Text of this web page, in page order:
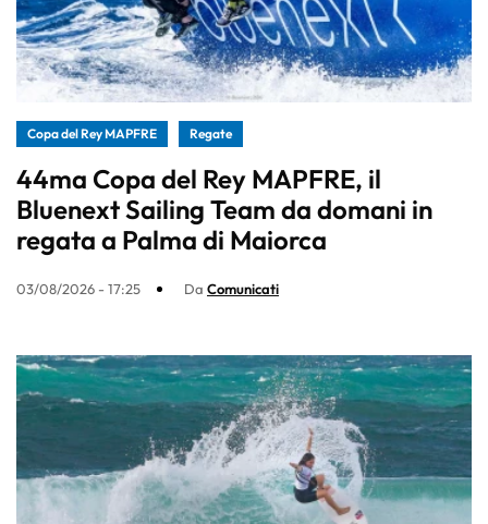
Copa del Rey MAPFRE Regate
44ma Copa del Rey MAPFRE, il
Bluenext Sailing Team da domani in
regata a Palma di Maiorca
03/08/2026 - 17:25 Da Comunicati